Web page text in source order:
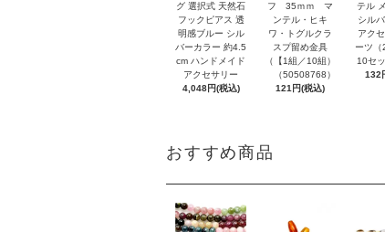
グ 選択式 天然石
フックピアス 透
明感ブルー シル
バーカラー 約4.5
cm ハンドメイド
アクセサリー
4,048円(税込)
フ 35ｍｍ マ
ンテル・ヒキ
ワ・トグルクラ
スプ留め金具
（【1組／10組）
（50508768）
121円(税込)
テル
シル
アク
ーツ（
10セ
132
おすすめ商品